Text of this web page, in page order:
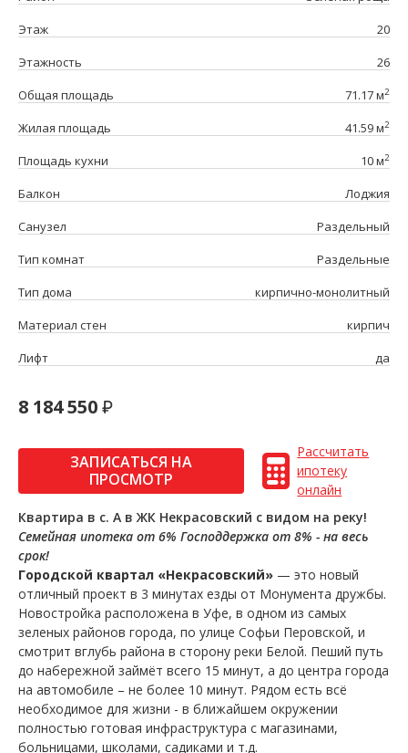
Этаж
20
Этажность
26
Общая площадь
71.17 м2
Жилая площадь 41.59 м2
Площадь кухни 10 м2
Балкон
Лоджия
Санузел
Раздельный
Тип комнат
Раздельные
Тип дома
кирпично-монолитный
Материал стен
кирпич
Лифт
да
8 184 550
ЗАПИСАТЬСЯ НА
ПРОСМОТР
Рассчитать
ипотеку
онлайн
Квартира в с. А в ЖК Некрасовский с видом на реку!
Семейная ипотека от 6% Господдержка от 8% - на весь
срок!
Городской квартал «Некрасовский» — это новый
отличный проект в 3 минутах езды от Монумента дружбы.
Новостройка расположена в Уфе, в одном из самых
зеленых районов города, по улице Софьи Перовской, и
смотрит вглубь района в сторону реки Белой. Пеший путь
до набережной займёт всего 15 минут, а до центра города
на автомобиле – не более 10 минут. Рядом есть всё
необходимое для жизни - в ближайшем окружении
полностью готовая инфраструктура с магазинами,
больницами, школами, садиками и т.д.